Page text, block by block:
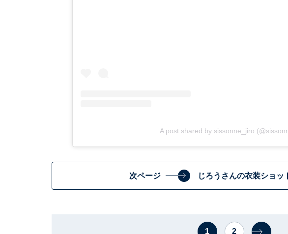
A post shared by sissonne_jiro
次ページ じろうさんの衣装ショッ
1 2